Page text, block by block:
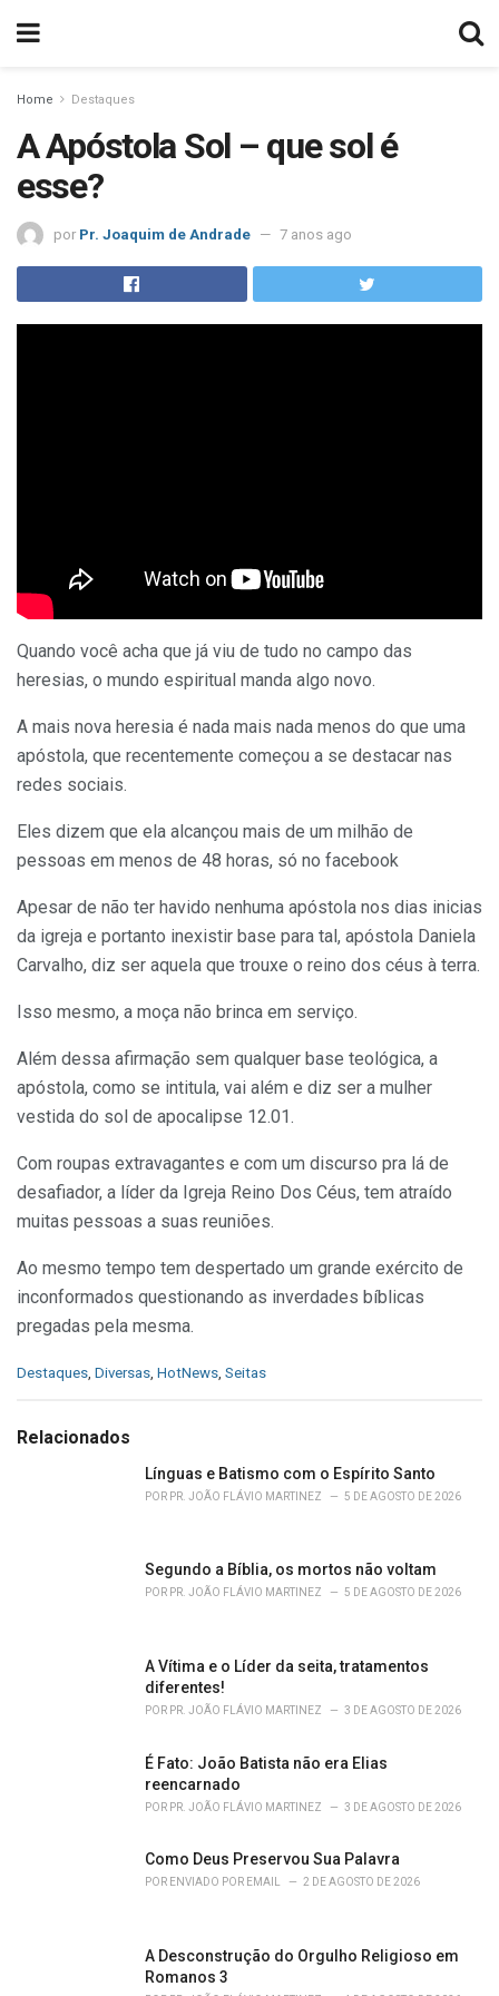
Home Destaques
A Apóstola Sol – que sol é
esse?
por Pr. Joaquim de Andrade 7 anos ago
Quando você acha que já viu de tudo no campo das
heresias, o mundo espiritual manda algo novo.
A mais nova heresia é nada mais nada menos do que uma
apóstola, que recentemente começou a se destacar nas
redes sociais.
Eles dizem que ela alcançou mais de um milhão de
pessoas em menos de 48 horas, só no facebook
Apesar de não ter havido nenhuma apóstola nos dias inicias
da igreja e portanto inexistir base para tal, apóstola Daniela
Carvalho, diz ser aquela que trouxe o reino dos céus à terra.
Isso mesmo, a moça não brinca em serviço.
Além dessa afirmação sem qualquer base teológica, a
apóstola, como se intitula, vai além e diz ser a mulher
vestida do sol de apocalipse 12.01.
Com roupas extravagantes e com um discurso pra lá de
desafiador, a líder da Igreja Reino Dos Céus, tem atraído
muitas pessoas a suas reuniões.
Ao mesmo tempo tem despertado um grande exército de
inconformados questionando as inverdades bíblicas
pregadas pela mesma.
C
e
Destaques, Diversas, HotNews, Seitas
Relacionados
Línguas e Batismo com o Espírito Santo
POR PR. JOÃO FLÁVIO MARTINEZ 5 DE AGOSTO DE 2026
Segundo a Bíblia, os mortos não voltam
POR PR. JOÃO FLÁVIO MARTINEZ 5 DE AGOSTO DE 2026
A Vítima e o Líder da seita, tratamentos
diferentes!
POR PR. JOÃO FLÁVIO MARTINEZ 3 DE AGOSTO DE 2026
É Fato: João Batista não era Elias
reencarnado
POR PR. JOÃO FLÁVIO MARTINEZ 3 DE AGOSTO DE 2026
Como Deus Preservou Sua Palavra
POR ENVIADO POR EMAIL 2 DE AGOSTO DE 2026
A Desconstrução do Orgulho Religioso em
Romanos 3